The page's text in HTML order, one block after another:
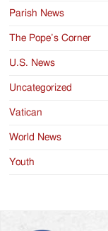
Parish News
The Pope’s Corner
U.S. News
Uncategorized
Vatican
World News
Youth